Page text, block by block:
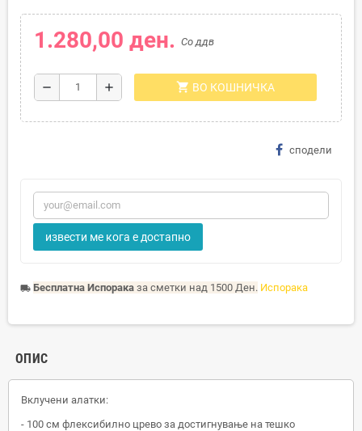
1.280,00 ден. Со ддв
remove add shopping_cart ВО КОШНИЧКА
сподели
извести ме кога е достапно
local_shipping Бесплатна Испорака за сметки над 1500 Ден. Испорака
ОПИС
Вклучени алатки:
- 100 см флексибилно црево за достигнување на тешко